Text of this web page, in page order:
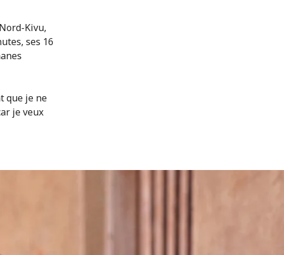
Kivu,
ses 16
que je ne
je veux